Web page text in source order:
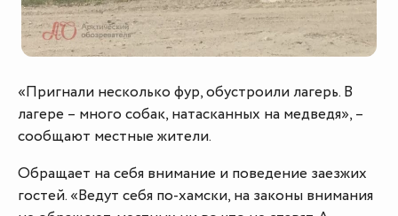
«Пригнали несколько фур, обустроили лагерь. В
лагере – много собак, натасканных на медведя», –
сообщают местные жители.
Обращает на себя внимание и поведение заезжих
гостей. «Ведут себя по-хамски, на законы внимания